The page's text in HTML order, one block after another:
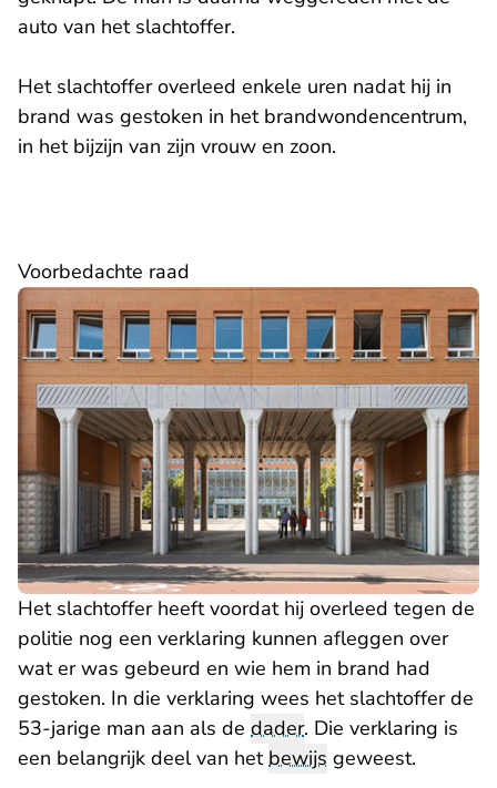
auto van het slachtoffer.
Het slachtoffer overleed enkele uren nadat hij in
brand was gestoken in het brandwondencentrum,
in het bijzijn van zijn vrouw en zoon.
Voorbedachte raad
Het slachtoffer heeft voordat hij overleed tegen de
politie nog een verklaring kunnen afleggen over
wat er was gebeurd en wie hem in brand had
gestoken. In die verklaring wees het slachtoffer de
53-jarige man aan als de dader. Die verklaring is
een belangrijk deel van hetbewijs geweest.